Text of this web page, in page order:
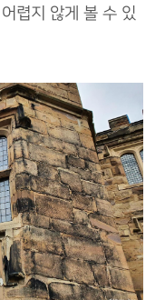
렵지 않게 볼 수 있